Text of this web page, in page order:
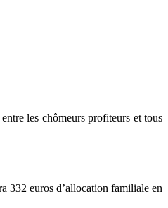
les chômeurs profiteurs et tous
332 euros d’allocation familiale en